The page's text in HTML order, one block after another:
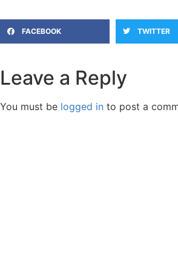
FACEBOOK TWITTER
Leave a Reply
You must be logged in to post a